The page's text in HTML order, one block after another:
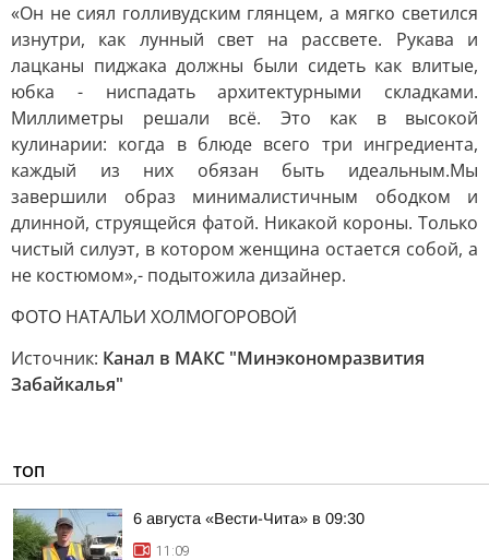
«Он не сиял голливудским глянцем, а мягко светился
изнутри, как лунный свет на рассвете. Рукава и
лацканы пиджака должны были сидеть как влитые,
юбка - ниспадать архитектурными складками.
Миллиметры решали всё. Это как в высокой
кулинарии: когда в блюде всего три ингредиента,
каждый из них обязан быть идеальным.Мы
завершили образ минималистичным ободком и
длинной, струящейся фатой. Никакой короны. Только
чистый силуэт, в котором женщина остается собой, а
не костюмом»,- подытожила дизайнер.
ФОТО НАТАЛЬИ ХОЛМОГОРОВОЙ
Источник: Канал в МАКС "Минэкономразвития
Забайкалья"
ТОП
6 августа «Вести-Чита» в 09:30
11:09